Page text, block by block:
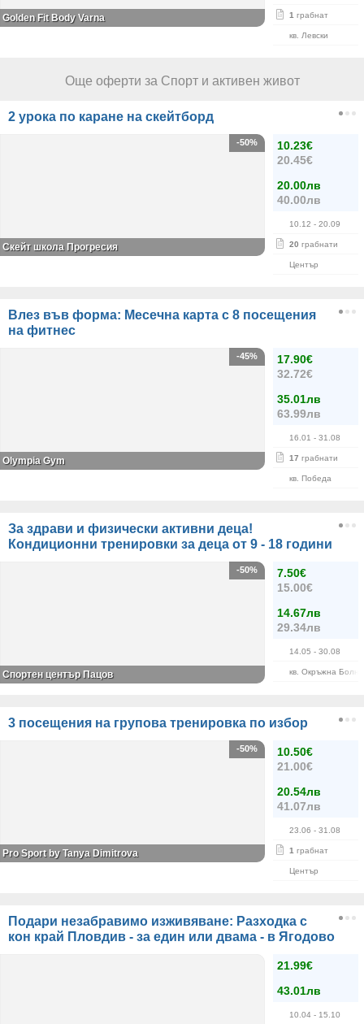
1 грабнат
кв. Левски
Golden Fit Body Varna
Още оферти за Спорт и активен живот
2 урока по каране на скейтборд
10.23€
20.45€
20.00лв
40.00лв
10.12 - 20.09
20 грабнати
Център
-50%
Скейт школа Прогресия
Влез във форма: Месечна карта с 8 посещения
на фитнес
17.90€
32.72€
35.01лв
63.99лв
16.01 - 31.08
17 грабнати
кв. Победа
-45%
Olympia Gym
За здрави и физически активни деца!
Кондиционни тренировки за деца от 9 - 18 години
7.50€
15.00€
14.67лв
29.34лв
14.05 - 30.08
кв. Окръжна
-50%
Спортен център Пацов
3 посещения на групова тренировка по избор
10.50€
21.00€
20.54лв
41.07лв
23.06 - 31.08
1 грабнат
Център
-50%
Pro Sport by Tanya Dimitrova
Подари незабравимо изживяване: Разходка с
кон край Пловдив - за един или двама - в Ягодово
21.99€
43.01лв
10.04 - 15.10